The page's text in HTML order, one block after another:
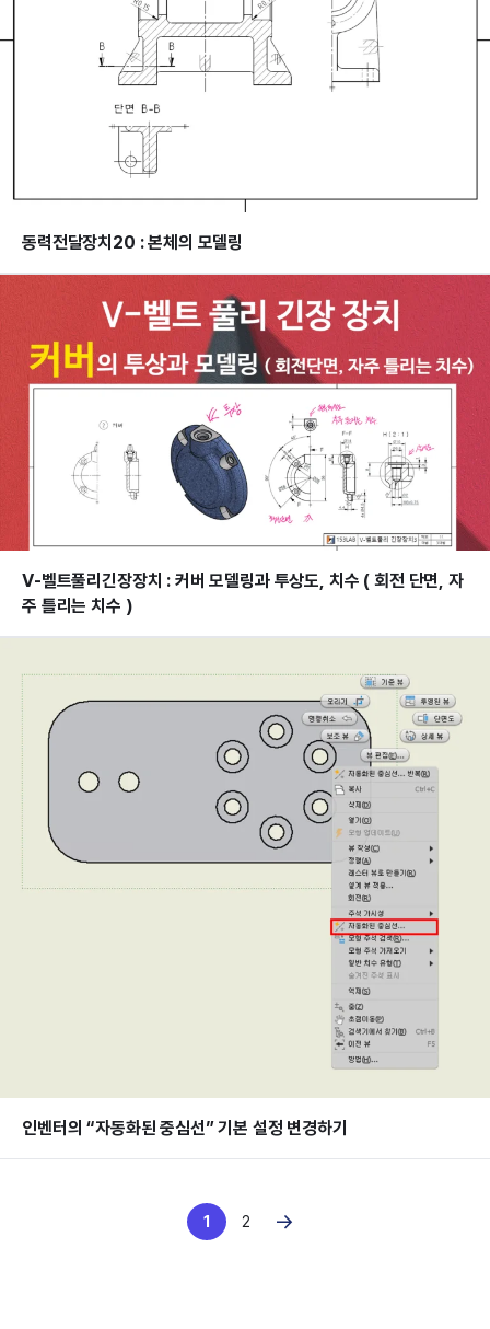
동력전달장치20 : 본체의 모델링
V-벨트풀리긴장장치 : 커버 모델링과 투상도, 치수 ( 회전 단면, 자
주 틀리는 치수 )
인벤터의 “자동화된 중심선” 기본 설정 변경하기
1 2 →